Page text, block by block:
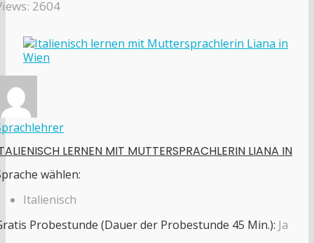
2604
LERNEN MIT MUTTERSPRACHLERIN LIANA IN
wählen:
Italienisch
Probestunde (Dauer der Probestunde 45 Min.): Ja